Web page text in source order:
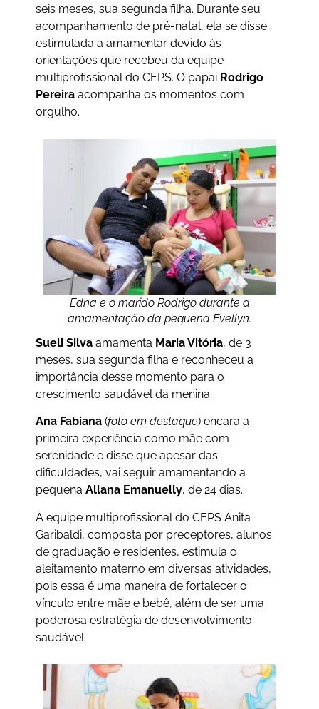
seis meses, sua segunda filha. Durante seu
acompanhamento de pré-natal, ela se disse
estimulada a amamentar devido às
orientações que recebeu da equipe
multiprofissional do CEPS. O papai Rodrigo
Pereira acompanha os momentos com
orgulho.
Edna e o marido Rodrigo durante a
amamentação da pequena Evellyn.
Sueli Silva amamenta Maria Vitória, de 3
meses, sua segunda filha e reconheceu a
importância desse momento para o
crescimento saudável da menina.
Ana Fabiana (foto em destaque) encara a
primeira experiência como mãe com
serenidade e disse que apesar das
dificuldades, vai seguir amamentando a
pequena Allana Emanuelly, de 24 dias.
A equipe multiprofissional do CEPS Anita
Garibaldi, composta por preceptores, alunos
de graduação e residentes, estimula o
aleitamento materno em diversas atividades,
pois essa é uma maneira de fortalecer o
vínculo entre mãe e bebê, além de ser uma
poderosa estratégia de desenvolvimento
saudável.